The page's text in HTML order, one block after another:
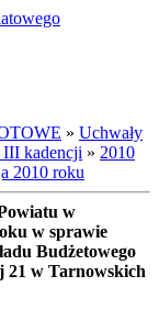
» Uchwały
III kadencji » 2010
2010 roku
w
w sprawie
Budżetowego
21 w Tarnowskich